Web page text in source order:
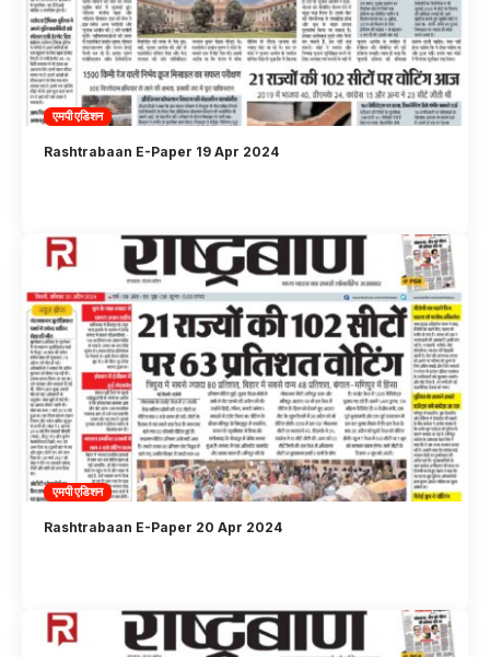
एमपी एडिशन
Rashtrabaan E-Paper 19 Apr 2024
एमपी एडिशन
Rashtrabaan E-Paper 20 Apr 2024